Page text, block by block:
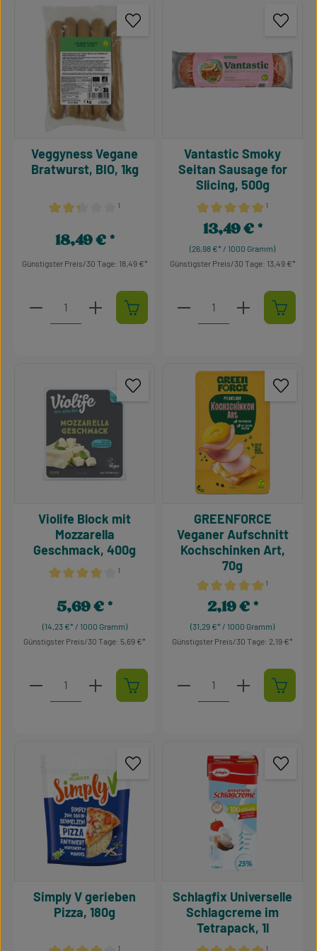
Durchschnittliche Bewertung von 2.36 von 5 Sternen
¹
Veggyness Vegane
Bratwurst, BIO, 1kg
Regulärer Preis:
18,49 €
Günstigster Preis/30 Tage: 18,49 €
Produkt Anzahl: Gib den gewünschten Wert ein
Durchschnittliche
¹
Vantastic Smoky
Seitan Sausage for
Slicing, 500g
(26,98 €* / 1000 Gramm)
Regulärer Preis:
13,49 €
Günstigster Preis/30 Tage: 13,49 €
Produkt Anzahl: Gib
Durchschnittliche Bewertung von 4 von 5 Sternen
¹
Violife Block mit
Mozzarella
Geschmack, 400g
(14,23 €* / 1000 Gramm)
Regulärer Preis:
5,69 €
Günstigster Preis/30 Tage: 5,69 €
Produkt Anzahl: Gib den gewünschten Wert ein
Durchschnittliche
¹
GREENFORCE
Veganer Aufschnitt
Kochschinken Art,
70g
(31,29 €* / 1000 Gramm)
Regulärer Preis:
2,19 €
Günstigster Preis/30 Tage: 2,19 €
Produkt Anzahl: Gib
Simply V gerieben
Pizza, 180g
Schlagfix Universelle
Schlagcreme im
Tetrapack, 1l